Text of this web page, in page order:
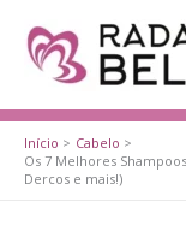
para
conteúdo
Início
Cabelo
Os 7 Melhores
Dercos e mais!)